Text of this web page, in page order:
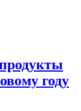
году